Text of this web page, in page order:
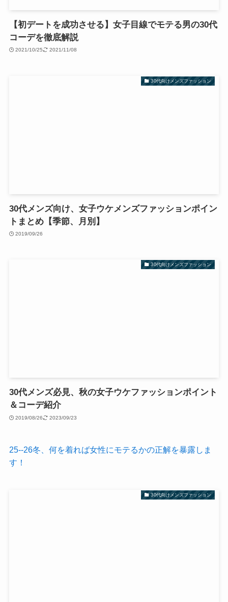
【初デートを成功させる】女子目線でモテる男の30代
コーデを徹底解説
2021/10/25 2021/11/08
30代向けメンズファッション
30代メンズ向け、女子ウケメンズファッションポイン
トまとめ【季節、月別】
2019/09/26
30代向けメンズファッション
30代メンズ必見、秋の女子ウケファッションポイント
＆コーデ紹介
2019/08/26 2023/09/23
25--26冬、何を着れば女性にモテるかの正解を暴露しま
す！
30代向けメンズファッション